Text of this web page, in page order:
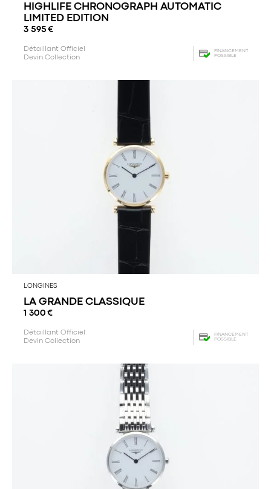
HIGHLIFE CHRONOGRAPH AUTOMATIC
LIMITED EDITION
3 595 €
Détaillant Officiel
Devin Collection
FINANCEMENT
POSSIBLE
LONGINES
LA GRANDE CLASSIQUE
1 300 €
Détaillant Officiel
Devin Collection
FINANCEMENT
POSSIBLE